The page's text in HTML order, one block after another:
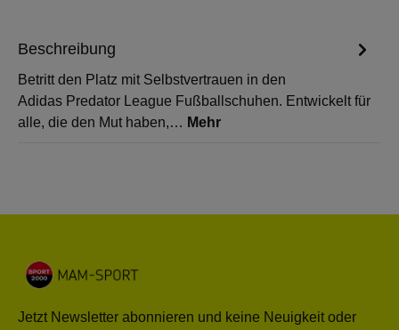
Beschreibung
Betritt den Platz mit Selbstvertrauen in den
Adidas Predator League Fußballschuhen. Entwickelt für
alle, die den Mut haben,… Mehr
Jetzt Newsletter abonnieren und keine Neuigkeit oder